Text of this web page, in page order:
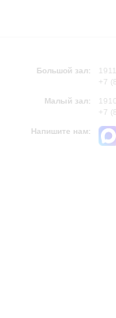
Большой зал:
+7
Малый зал:
+7
Напишите нам: